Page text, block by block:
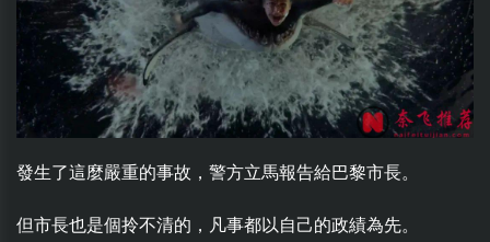
發生了這麼嚴重的事故，警方立馬報告給巴黎市長。
但市長也是個拎不清的，凡事都以自己的政績為先。